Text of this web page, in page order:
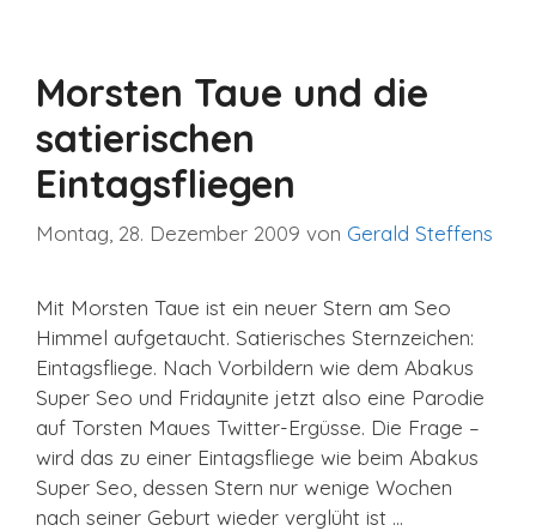
Morsten Taue und die
satierischen
Eintagsfliegen
Montag, 28. Dezember 2009 von Gerald Steffens
Mit Morsten Taue ist ein neuer Stern am Seo
Himmel aufgetaucht. Satierisches Sternzeichen:
Eintagsfliege. Nach Vorbildern wie dem Abakus
Super Seo und Fridaynite jetzt also eine Parodie
auf Torsten Maues Twitter-Ergüsse. Die Frage –
wird das zu einer Eintagsfliege wie beim Abakus
Super Seo, dessen Stern nur wenige Wochen
nach seiner Geburt wieder verglüht ist …